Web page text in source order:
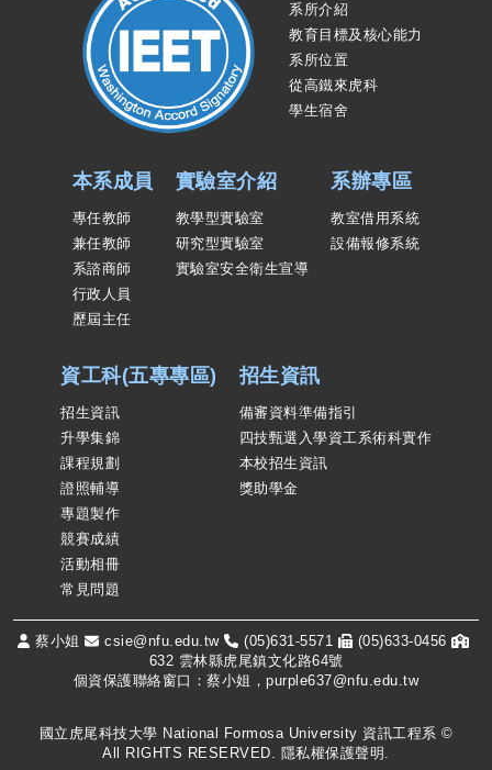
系所介紹
教育目標及核心能力
系所位置
從高鐵來虎科
學生宿舍
本系成員
專任教師
兼任教師
系諮商師
行政人員
歷屆主任
實驗室介紹
教學型實驗室
研究型實驗室
實驗室安全衛生宣導
系辦專區
教室借用系統
設備報修系統
資工科(五專專區)
招生資訊
升學集錦
課程規劃
證照輔導
專題製作
競賽成績
活動相冊
常見問題
招生資訊
備審資料準備指引
四技甄選入學資工系術科實作
本校招生資訊
獎助學金
蔡小姐 csie@nfu.edu.tw (05)631-5571
(05)633-0456
632 雲林縣虎尾鎮文化路64號
個資保護聯絡窗口：蔡小姐，purple637@nfu.edu.tw
國立虎尾科技大學 National Formosa University 資訊工程系 ©
All RIGHTS RESERVED. 隱私權保護聲明 .